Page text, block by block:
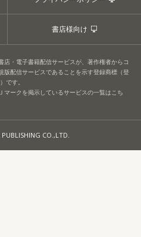
書店様向け
店・電子書籍配信サービスが、著作権者からコ
版配信サービスであることを示す登録商標（登
です。
マークを掲示しているサービスの一覧はこち
CO.,LTD.